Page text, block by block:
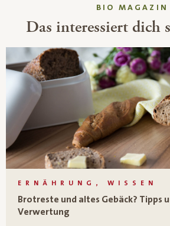
BIO MAGAZIN
Das interessiert dich
ERNÄHRUNG, WISSEN
Brotreste und altes Gebäck? Tipps
Verwertung